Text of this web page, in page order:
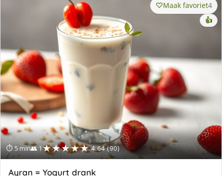
⏱ 5 min👥 1★★★★★ 4.64 (90)
Maak favoriet4
👍
Ayran = Yogurt drank